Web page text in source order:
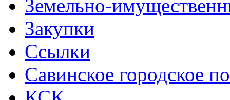
Земельно-
Закупки
Ссылки
Савинское городское